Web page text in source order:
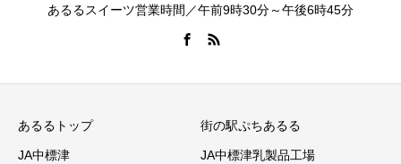
あるるスイーツ営業時間／午前9時30分～午後6時45分
あるるトップ 街の駅ぷちあるる
JA中標津 JA中標津乳製品工場